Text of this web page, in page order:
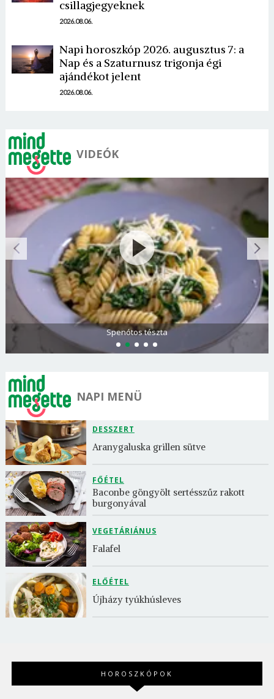
csillagjegyeknek
2026.08.06.
Napi horoszkóp 2026. augusztus 7: a
Nap és a Szaturnusz trigonja égi
ajándékot jelent
2026.08.06.
VIDEÓK
Spenótos tészta
NAPI MENÜ
DESSZERT
Aranygaluska grillen sütve
FŐÉTEL
Baconbe göngyölt sertésszűz rakott
burgonyával
VEGETÁRIÁNUS
Falafel
ELŐÉTEL
Újházy tyúkhúsleves
HOROSZKÓPOK
E-mail cím vagy felhasználónév
Jelszó